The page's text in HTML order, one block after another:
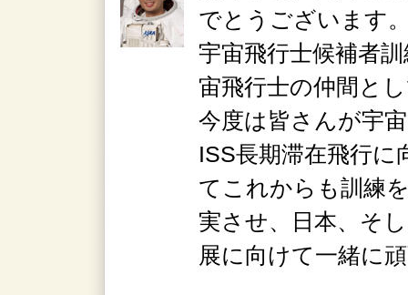
でとうございます
宇宙飛行士候補者
宙飛行士の仲間と
今度は皆さんが宇
ISS長期滞在飛行
てこれからも訓練
実させ、日本、そ
展に向けて一緒に